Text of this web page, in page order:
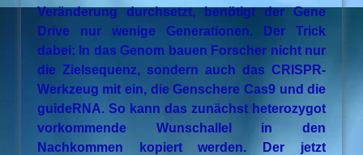
Veränderung durchsetzt, benötigt der Gene
Drive nur wenige Generationen. Der Trick
dabei: In das Genom bauen Forscher nicht nur
die Zielsequenz, sondern auch das CRISPR-
Werkzeug mit ein, die Genschere Cas9 und die
guideRNA. So kann das zunächst heterozygot
vorkommende Wunschallel in den
Nachkommen kopiert werden. Der jetzt